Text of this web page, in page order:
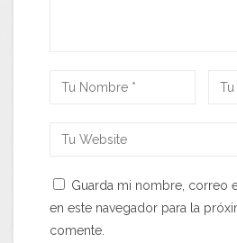
Guarda mi nombre, correo
en este navegador para la
comente.